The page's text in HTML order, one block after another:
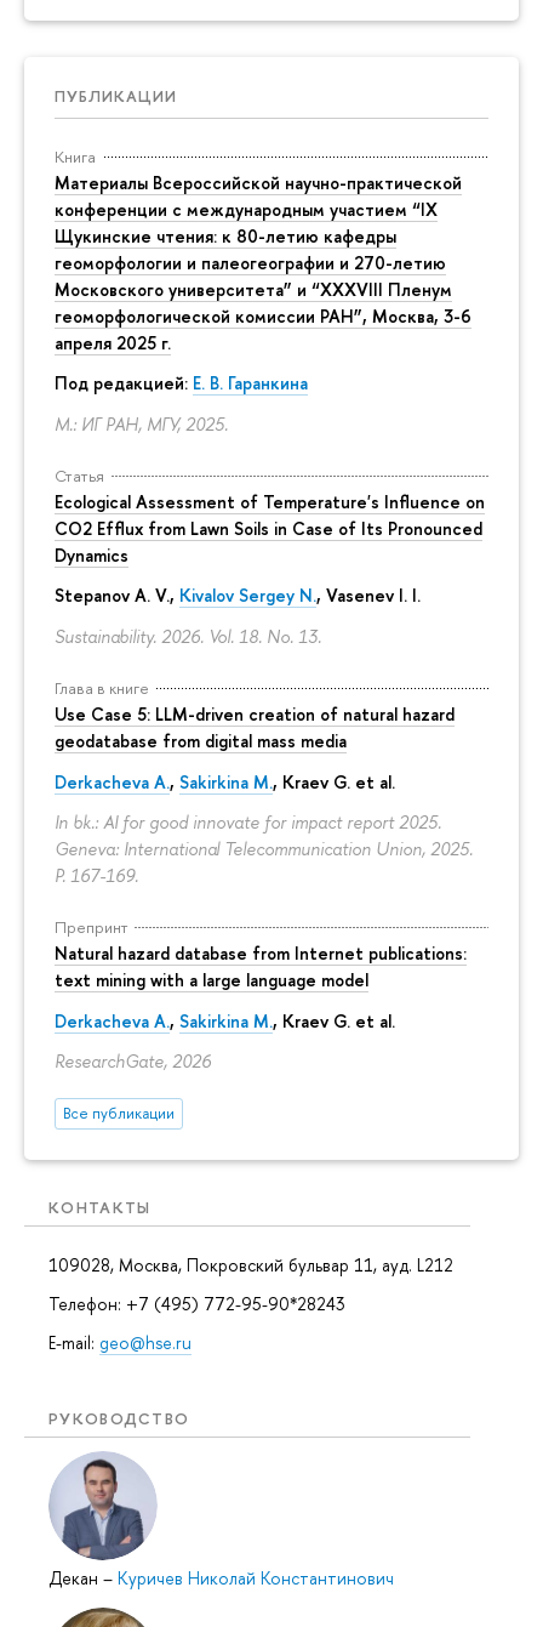
ПУБЛИКАЦИИ
Книга
Материалы Всероссийской научно-практической
конференции с международным участием “IX
Щукинские чтения: к 80-летию кафедры
геоморфологии и палеогеографии и 270-летию
Московского университета” и “XXXVIII Пленум
геоморфологической комиссии РАН”, Москва, 3-6
апреля 2025 г.
Под редакцией: Е. В. Гаранкина
М.: ИГ РАН, МГУ, 2025.
Статья
Ecological Assessment of Temperature's Influence on
CO2 Efflux from Lawn Soils in Case of Its Pronounced
Dynamics
Stepanov A. V., Kivalov Sergey N., Vasenev I. I.
Sustainability. 2026. Vol. 18. No. 13.
Глава в книге
Use Case 5: LLM-driven creation of natural hazard
geodatabase from digital mass media
Derkacheva A., Sakirkina M., Kraev G. et al.
In bk.: AI for good innovate for impact report 2025.
Geneva: International Telecommunication Union, 2025.
P. 167-169.
Препринт
Natural hazard database from Internet publications:
text mining with a large language model
Derkacheva A., Sakirkina M., Kraev G. et al.
ResearchGate, 2026
Все публикации
КОНТАКТЫ
109028, Москва, Покровский бульвар 11, ауд. L212
Телефон: +7 (495) 772-95-90*28243
E-mail: geo@hse.ru
РУКОВОДСТВО
Декан – Куричев Николай Константинович